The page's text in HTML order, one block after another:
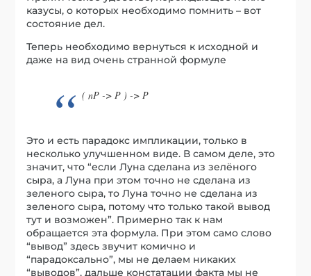
казусы, о которых необходимо помнить – вот
состояние дел.
Теперь необходимо вернуться к исходной и
даже на вид очень странной формуле
( nP -> P ) -> P
Это и есть парадокс импликации, только в
несколько улучшенном виде. В самом деле, это
значит, что “если Луна сделана из зелёного
сыра, а Луна при этом точно не сделана из
зеленого сыра, то Луна точно не сделана из
зеленого сыра, потому что только такой вывод
тут и возможен”. Примерно так к нам
обращается эта формула. При этом само слово
“вывод” здесь звучит комично и
“парадоксально”, мы не делаем никаких
“выводов”, дальше констатации факта мы не